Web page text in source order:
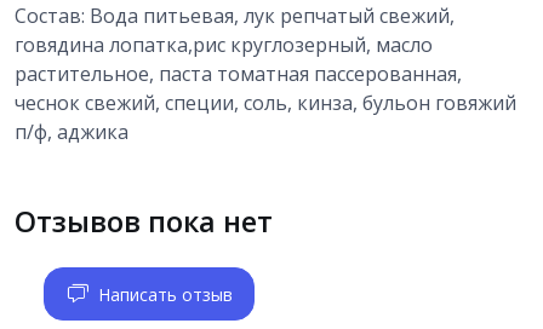
Состав: Вода питьевая, лук репчатый свежий,
говядина лопатка,рис круглозерный, масло
растительное, паста томатная пассерованная,
чеснок свежий, специи, соль, кинза, бульон говяжий
п/ф, аджика
Отзывов пока нет
Написать отзыв